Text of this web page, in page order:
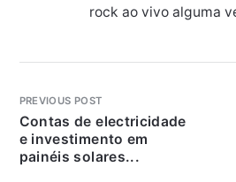
rock ao vivo alguma
PREVIOUS POST
Contas de electricidade
e investimento em
painéis solares...